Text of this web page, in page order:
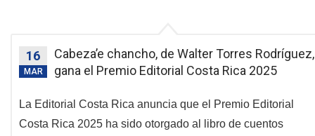
16
MAR
Cabeza’e chancho, de Walter Torres Rodríguez,
gana el Premio Editorial Costa Rica 2025
La Editorial Costa Rica anuncia que el Premio Editorial
Costa Rica 2025 ha sido otorgado al libro de cuentos